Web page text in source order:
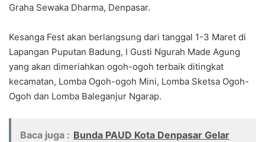
Graha Sewaka Dharma, Denpasar.
Kesanga Fest akan berlangsung dari tanggal 1-3 Maret di
Lapangan Puputan Badung, I Gusti Ngurah Made Agung
yang akan dimeriahkan ogoh-ogoh terbaik ditingkat
kecamatan, Lomba Ogoh-ogoh Mini, Lomba Sketsa Ogoh-
Ogoh dan Lomba Baleganjur Ngarap.
Baca juga : Bunda PAUD Kota Denpasar Gelar